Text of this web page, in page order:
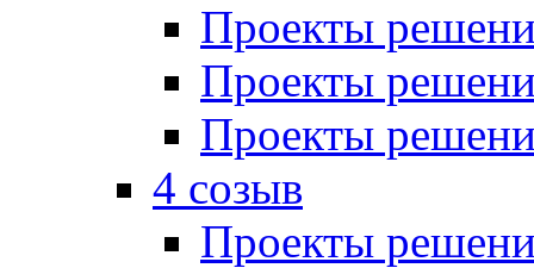
Проекты
Проекты
Проекты
4 созыв
Проекты